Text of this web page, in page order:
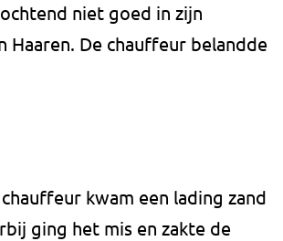
niet goed in zijn
De chauffeur belandde
kwam een lading zand
ging het mis en zakte de